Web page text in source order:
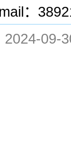
：
2024-09-